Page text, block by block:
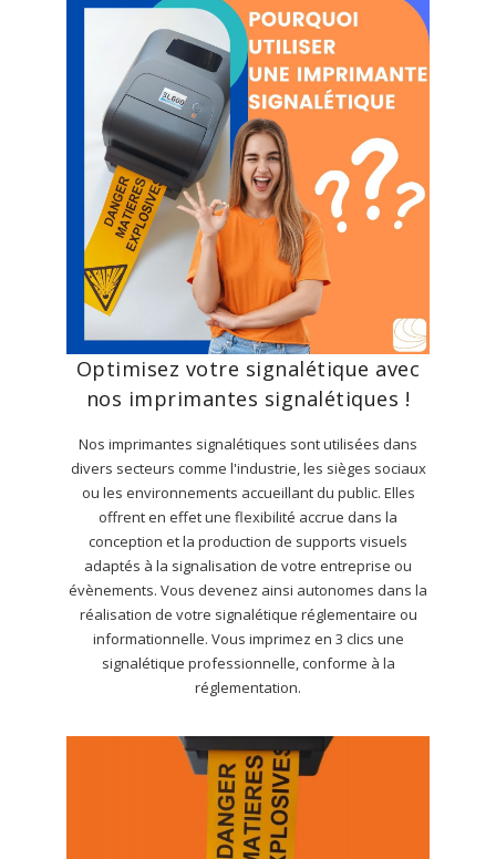
Optimisez votre signalétique avec
nos imprimantes signalétiques !
Nos imprimantes signalétiques sont utilisées dans
divers secteurs comme l'industrie, les sièges sociaux
ou les environnements accueillant du public. Elles
offrent en effet une flexibilité accrue dans la
conception et la production de supports visuels
adaptés à la signalisation de votre entreprise ou
évènements. Vous devenez ainsi autonomes dans la
réalisation de votre signalétique réglementaire ou
informationnelle. Vous imprimez en 3 clics une
signalétique professionnelle, conforme à la
réglementation.